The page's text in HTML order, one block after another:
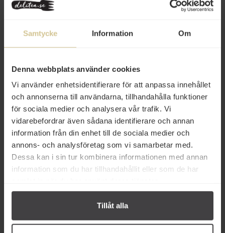
Samtycke Information Om
Denna webbplats använder cookies
Vi använder enhetsidentifierare för att anpassa innehållet
och annonserna till användarna, tillhandahålla funktioner
för sociala medier och analysera vår trafik. Vi
vidarebefordrar även sådana identifierare och annan
information från din enhet till de sociala medier och
annons- och analysföretag som vi samarbetar med.
Dessa kan i sin tur kombinera informationen med annan
information som du har tillhandahållit eller som de har
Tillåt alla
95 kr
250ml
84 kr
Äppelbalsamicovinäger 250ml
Köp
58 kr
Äppelrökt 120g
Köp